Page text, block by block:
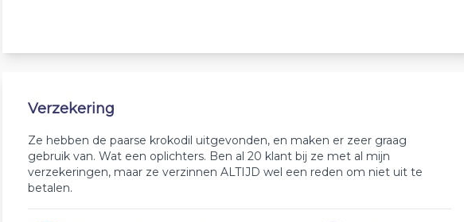
Verzekering
Ze hebben de paarse krokodil uitgevonden, en maken er zeer graag
gebruik van. Wat een oplichters. Ben al 20 klant bij ze met al mijn
verzekeringen, maar ze verzinnen ALTIJD wel een reden om niet uit te
betalen.